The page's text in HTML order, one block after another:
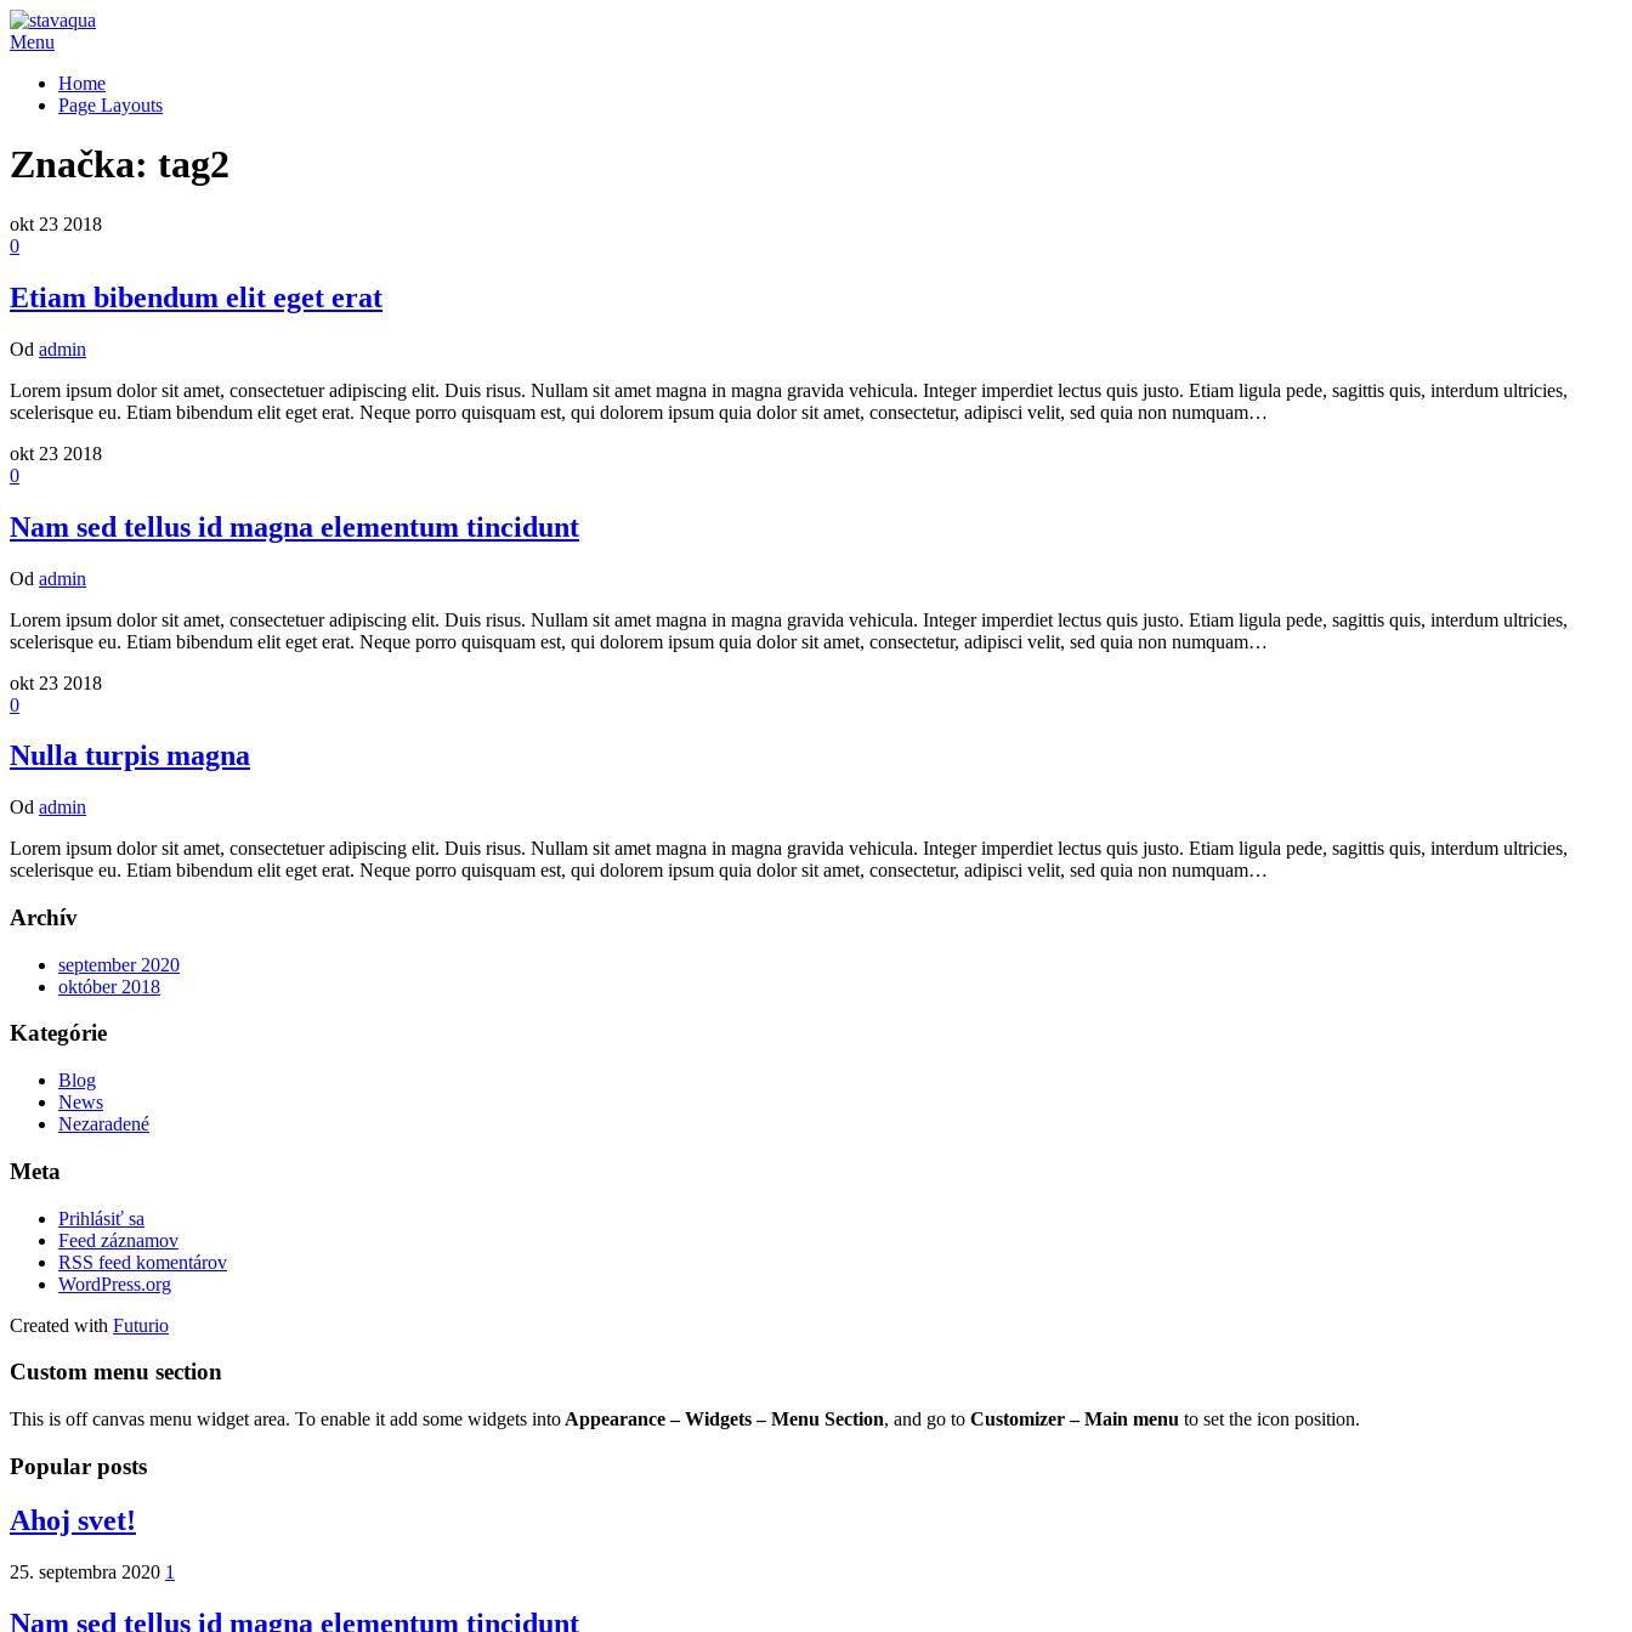
Preskočiť
na
Menu
Home
Page Layouts
Značka: tag2
okt 23 2018
0
Etiam bibendum elit eget erat
Od admin
Lorem ipsum dolor sit amet, consectetuer adipiscing elit. Duis risus. Nullam sit amet magna in magna gravida vehicula. Integer imperdiet lectus quis justo. Etiam ligula pede, sagittis quis, interdum ultricies,
scelerisque eu. Etiam bibendum elit eget erat. Neque porro quisquam est, qui dolorem ipsum quia dolor sit amet, consectetur, adipisci velit, sed quia non numquam…
okt 23 2018
0
Nam sed tellus id magna elementum tincidunt
Od admin
Lorem ipsum dolor sit amet, consectetuer adipiscing elit. Duis risus. Nullam sit amet magna in magna gravida vehicula. Integer imperdiet lectus quis justo. Etiam ligula pede, sagittis quis, interdum ultricies,
scelerisque eu. Etiam bibendum elit eget erat. Neque porro quisquam est, qui dolorem ipsum quia dolor sit amet, consectetur, adipisci velit, sed quia non numquam…
okt 23 2018
0
Nulla turpis magna
Od admin
Lorem ipsum dolor sit amet, consectetuer adipiscing elit. Duis risus. Nullam sit amet magna in magna gravida vehicula. Integer imperdiet lectus quis justo. Etiam ligula pede, sagittis quis, interdum ultricies,
scelerisque eu. Etiam bibendum elit eget erat. Neque porro quisquam est, qui dolorem ipsum quia dolor sit amet, consectetur, adipisci velit, sed quia non numquam…
Archív
september 2020
október 2018
Kategórie
Blog
News
Nezaradené
Meta
Prihlásiť sa
Feed záznamov
RSS feed komentárov
WordPress.org
Created with Futurio
Custom menu section
This is off canvas menu widget area. To enable it add some widgets into Appearance – Widgets – Menu Section, and go to Customizer – Main menu to set the icon position.
Popular posts
Ahoj svet!
25. septembra 2020 1
Nam sed tellus id magna elementum tincidunt